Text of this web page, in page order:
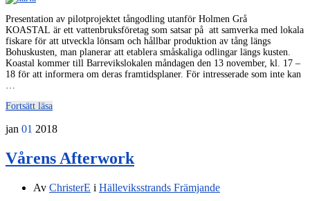
Presentation av pilotprojektet tångodling utanför Holmen Grå
KOASTAL är ett vattenbruksföretag som satsar på att samverka med lokala
fiskare för att utveckla lönsam och hållbar produktion av tång längs
Bohuskusten, man planerar att etablera småskaliga odlingar längs kusten.
Koastal kommer till Barrevikslokalen måndagen den 13 november, kl. 17 –
18 för att informera om deras framtidsplaner. För intresserade som inte kan
Fortsätt läsa
jan 01 2018
Vårens Afterwork
Av ChristerE i Hälleviksstrands Främjande